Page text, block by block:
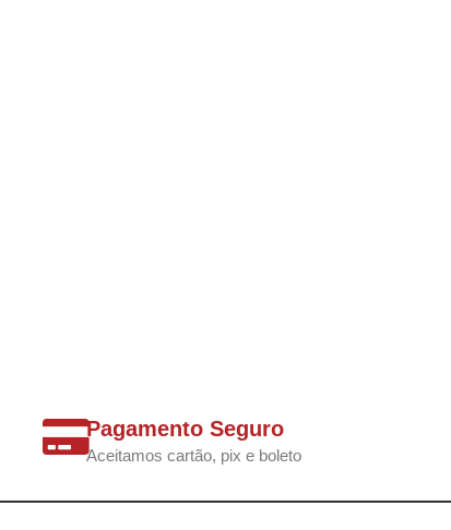
Pagamento Seguro
Aceitamos cartão, pix e boleto